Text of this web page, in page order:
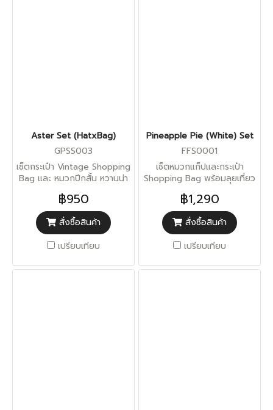
Aster Set (HatxBag)
GPSS003
เซ็ตกระเป๋า Vintage Shopping
Bag และ หมวกปีกสั้น หวานน่า
ของได้มาก
฿950
สั่งซื้อสินค้า
เปรียบเทียบ
Pineapple Pie (White) Set
FFS0001
เซ็ตหมวกแก็ปและกระเป๋า
Shopping Bag พร้อมลุยเที่ยว
฿1,290
สั่งซื้อสินค้า
เปรียบเทียบ